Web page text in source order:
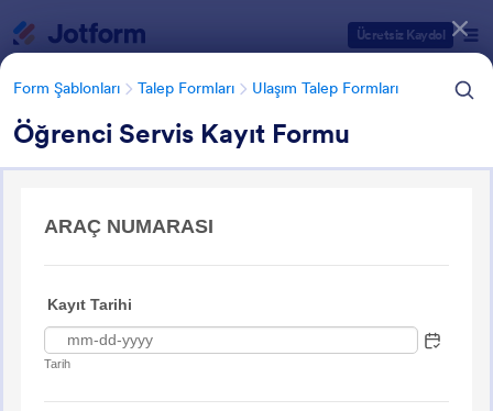
Ücretsiz Kaydol
Form Şablonları Talep Formları Ulaşım Talep Formları
Öğrenci Servis Kayıt Formu
Form Şablonları Talep Formları
Form Şablonu Kategorileri